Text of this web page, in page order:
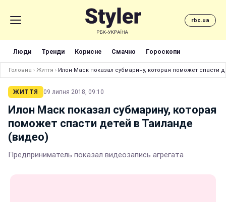
rbc.ua
Люди Тренди Корисне Смачно Гороскопи
Головна › Життя › Илон Маск показал субмарину, которая поможет спасти
ЖИТТЯ 09 липня 2018, 09:10
Илон Маск показал субмарину, которая
поможет спасти детей в Таиланде
(видео)
Предприниматель показал видеозапись агрегата